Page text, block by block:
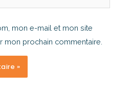
mon e-mail et mon site
mon prochain commentaire.